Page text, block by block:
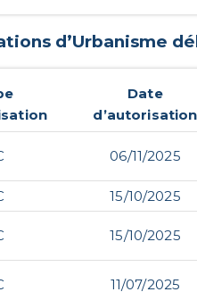
d’Urbanisme
Date
d’autorisation
06/11/2025
15/10/2025
15/10/2025
11/07/2025